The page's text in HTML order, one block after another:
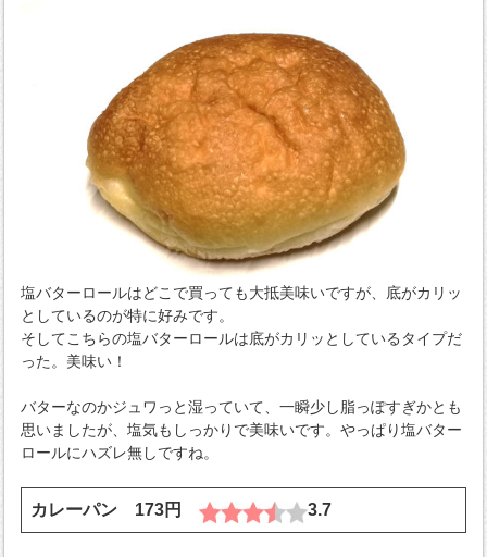
塩バターロールはどこで買っても大抵美味いですが、底がカリッ
としているのが特に好みです。
そしてこちらの塩バターロールは底がカリッとしているタイプだ
った。美味い！
バターなのかジュワっと湿っていて、一瞬少し脂っぽすぎかとも
思いましたが、塩気もしっかりで美味いです。やっぱり塩バター
ロールにハズレ無しですね。
カレーパン 173円 3.7